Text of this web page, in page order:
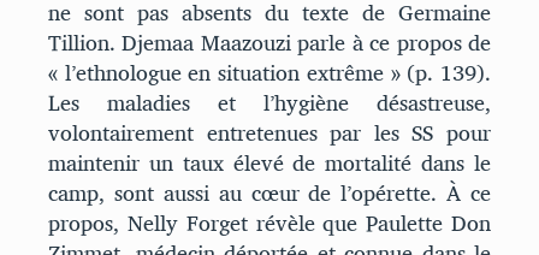
ne sont pas absents du texte de Germaine
Tillion. Djemaa Maazouzi parle à ce propos de
« l’ethnologue en situation extrême » (p. 139).
Les maladies et l’hygiène désastreuse,
volontairement entretenues par les SS pour
maintenir un taux élevé de mortalité dans le
camp, sont aussi au cœur de l’opérette. À ce
propos, Nelly Forget révèle que Paulette Don